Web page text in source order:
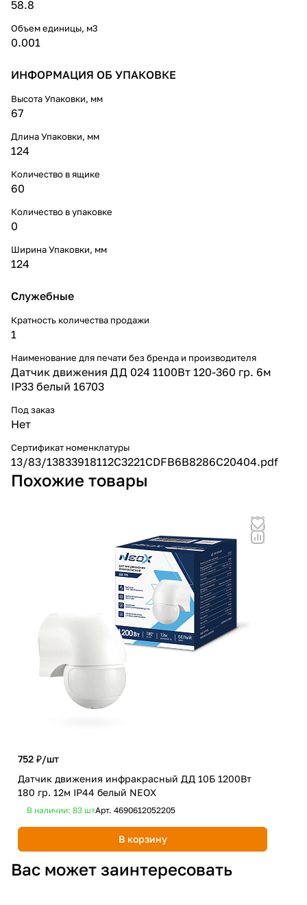
58.8
Объем единицы, м3
0.001
ИНФОРМАЦИЯ ОБ УПАКОВКЕ
Высота Упаковки, мм
67
Длина Упаковки, мм
124
Количество в ящике
60
Количество в упаковке
0
Ширина Упаковки, мм
124
Служебные
Кратность количества продажи
1
Наименование для печати без бренда и производителя
Датчик движения ДД 024 1100Вт 120-360 гр. 6м
IP33 белый 16703
Под заказ
Нет
Сертификат номенклатуры
13/83/13833918112C3221CDFB6B8286C20404.pdf
Похожие товары
752 ₽/шт
Датчик движения инфракрасный ДД 10Б 1200Вт
180 гр. 12м IP44 белый NEOX
В наличии: 83 штАрт. 4690612052205
В корзину
Вас может заинтересовать